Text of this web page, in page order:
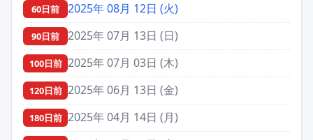
60日前 2025年 08月 12日 (火)
90日前 2025年 07月 13日 (日)
100日前 2025年 07月 03日 (木)
120日前 2025年 06月 13日 (金)
180日前 2025年 04月 14日 (月)